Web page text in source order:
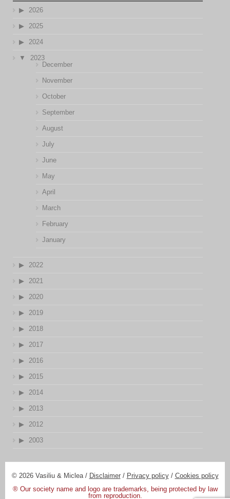
2026
2025
2024
2023
December
November
October
September
August
July
June
May
April
March
February
January
2022
2021
2020
2019
2018
2017
2016
2015
2014
2013
2012
2003
© 2026 Vasiliu & Miclea / Disclaimer/ Privacy policy/ Cookies policy
® Our society name and logo are trademarks, being protected by law
from reproduction.